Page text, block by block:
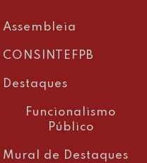
Assembleia
CONSINTEFPB
Destaques
Funcionalismo
Público
Mural de Destaques